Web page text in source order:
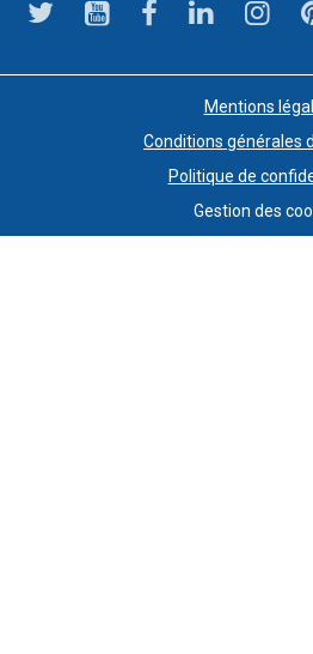
Mentions
Conditions générales
Politique de
Gestion des